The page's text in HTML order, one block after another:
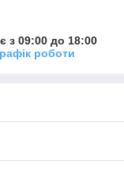
з 09:00 до 18:00
роботи